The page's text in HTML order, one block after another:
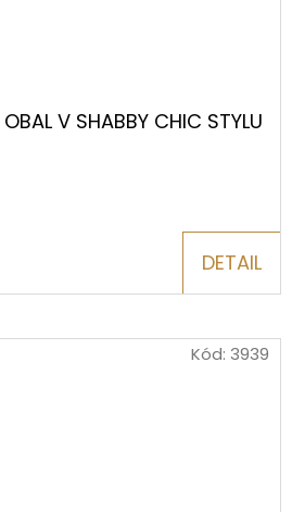
V SHABBY CHIC STYLU
DETAIL
Kód: 3939